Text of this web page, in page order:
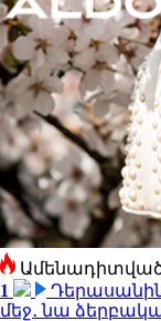
1
մեջ․ նա